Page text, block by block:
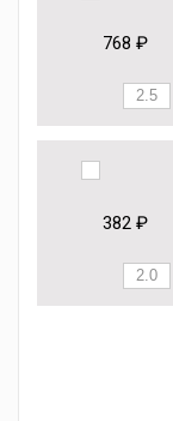
768 ₽
382 ₽